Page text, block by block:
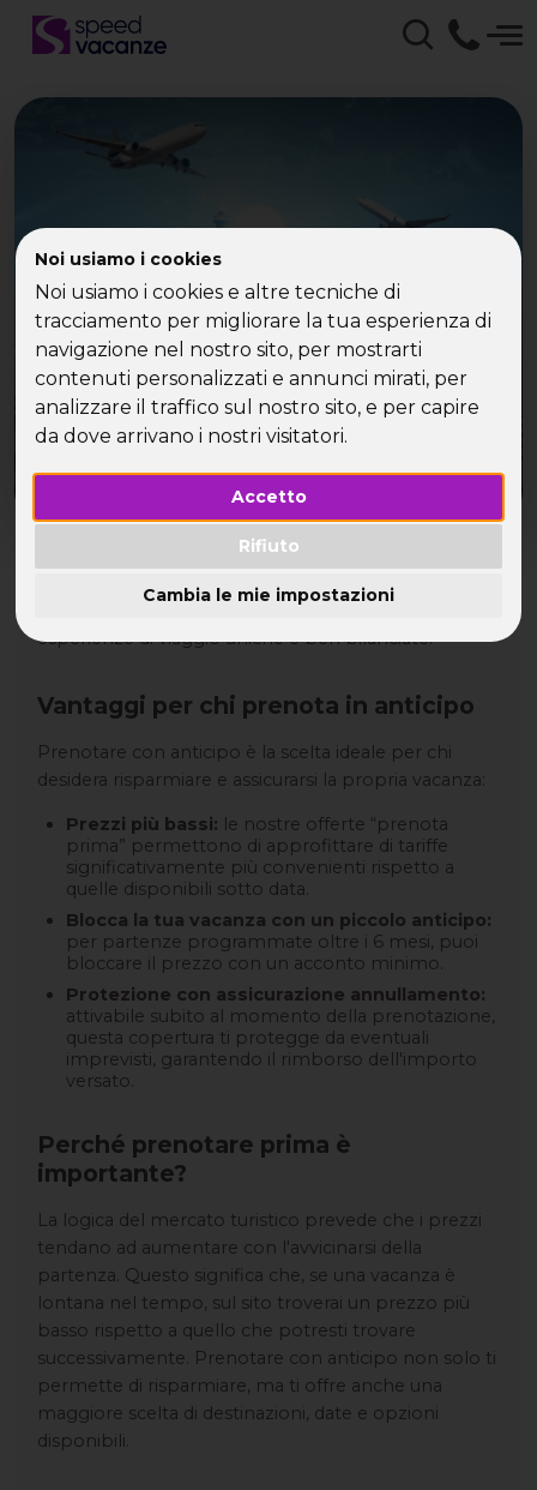
Noi usiamo i cookies
Noi usiamo i cookies e altre tecniche di
tracciamento per migliorare la tua esperienza di
navigazione nel nostro sito, per mostrarti
contenuti personalizzati e annunci mirati, per
analizzare il traffico sul nostro sito, e per capire
da dove arrivano i nostri visitatori.
Accetto
Rifiuto
Cambia le mie impostazioni
Prezzi e disponibilità su
Speed Vacanze®
, ci impegniamo a rendere
trasparente il nostro sistema tariffario, basato sulle
dinamiche del mercato turistico, e a garantire
esperienze di viaggio uniche e ben bilanciate.
Vantaggi per chi prenota in anticipo
Prenotare con anticipo è la scelta ideale per chi
desidera risparmiare e assicurarsi la propria vacanza:
Prezzi più bassi: le nostre offerte “prenota
prima” permettono di approfittare di tariffe
significativamente più convenienti rispetto a
quelle disponibili sotto data.
Blocca la tua vacanza con un piccolo anticipo:
per partenze programmate oltre i 6 mesi, puoi
bloccare il prezzo con un acconto minimo.
Protezione con assicurazione annullamento:
attivabile subito al momento della prenotazione,
questa copertura ti protegge da eventuali
imprevisti, garantendo il rimborso dell'importo
versato.
Perché prenotare prima è
importante?
La logica del mercato turistico prevede che i prezzi
tendano ad aumentare con l'avvicinarsi della
partenza. Questo significa che, se una vacanza è
lontana nel tempo, sul sito troverai un prezzo più
basso rispetto a quello che potresti trovare
successivamente. Prenotare con anticipo non solo ti
permette di risparmiare, ma ti offre anche una
maggiore scelta di destinazioni, date e opzioni
disponibili.